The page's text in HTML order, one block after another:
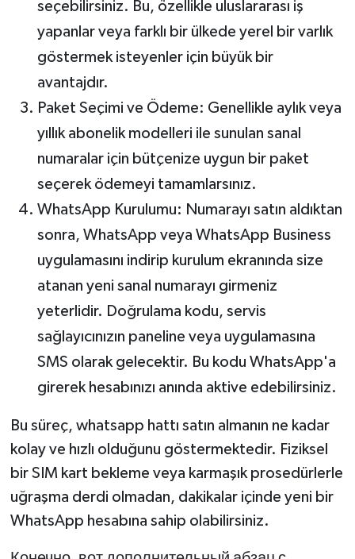
seçebilirsiniz. Bu, özellikle uluslararası iş
yapanlar veya farklı bir ülkede yerel bir varlık
göstermek isteyenler için büyük bir
avantajdır.
Paket Seçimi ve Ödeme: Genellikle aylık veya
yıllık abonelik modelleri ile sunulan sanal
numaralar için bütçenize uygun bir paket
seçerek ödemeyi tamamlarsınız.
WhatsApp Kurulumu: Numarayı satın aldıktan
sonra, WhatsApp veya WhatsApp Business
uygulamasını indirip kurulum ekranında size
atanan yeni sanal numarayı girmeniz
yeterlidir. Doğrulama kodu, servis
sağlayıcınızın paneline veya uygulamasına
SMS olarak gelecektir. Bu kodu WhatsApp'a
girerek hesabınızı anında aktive edebilirsiniz.
Bu süreç, whatsapp hattı satın almanın ne kadar
kolay ve hızlı olduğunu göstermektedir. Fiziksel
bir SIM kart bekleme veya karmaşık prosedürlerle
uğraşma derdi olmadan, dakikalar içinde yeni bir
WhatsApp hesabına sahip olabilirsiniz.